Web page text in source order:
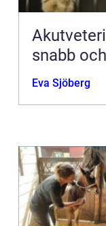
snabb
Eva Sjöberg